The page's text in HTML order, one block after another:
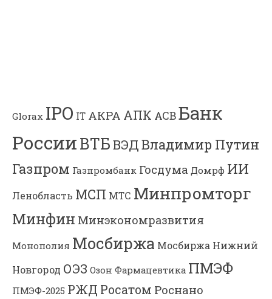
Glorax IPO IT АКРА АПК АСВБанк
РоссииВТБВЭДВладимир Путин
Газпром Газпромбанк Госдума Домрф ИИ
Ленобласть МСП МТС Минпромторг
Минфин Минэкономразвития
Монополия Мосбиржа Мосбиржа Нижний
Новгород ОЭЗ Озон Фармацевтика ПМЭФ
ПМЭФ-2025 РЖД Росатом Роснано